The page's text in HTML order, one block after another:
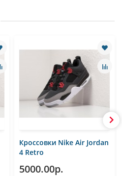
Кроссовки Nike Air Jordan
4 Retro
5000.00р.